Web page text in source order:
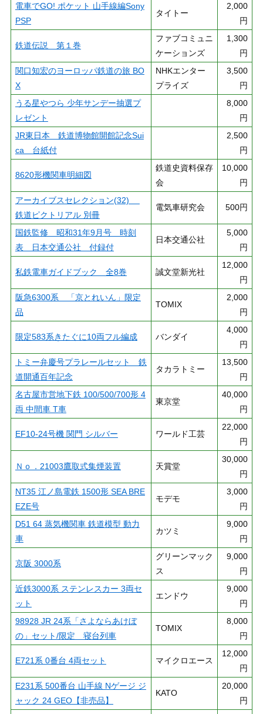
電車でGO! ポケット 山手線編Sony
PSP
タイトー
2,000
円
鉄道伝説 第１巻
ファブコミュニ
ケーションズ
1,300
円
関口知宏のヨーロッパ鉄道の旅 BO
X
NHKエンター
プライズ
3,500
円
うる星やつら 少年サンデー抽選プ
レゼント
8,000
円
JR東日本 鉄道博物館開館記念Sui
ca 台紙付
2,500
円
8620形機関車明細図
鉄道史資料保存
会
10,000
円
アーカイブスセレクション(32)
鉄道ピクトリアル 別冊
電気車研究会 500円
国鉄監修 昭和31年9月号 時刻
表 日本交通公社 付録付
日本交通公社
5,000
円
私鉄電車ガイドブック 全8巻 誠文堂新光社
12,000
円
阪急6300系 「京とれいん」限定
品
TOMIX
2,000
円
限定583系きたぐに10両フル編成 バンダイ
4,000
円
トミー弁慶号プラレールセット 鉄
道開通百年記念
タカラトミー
13,500
円
名古屋市営地下鉄 100/500/700形 4
両 中間車 T車
東京堂
40,000
円
EF10-24号機 関門 シルバー ワールド工芸
22,000
円
Ｎｏ．21003鷹取式集煙装置 天賞堂
30,000
円
NT35 江ノ島電鉄 1500形 SEA BRE
EZE号
モデモ
3,000
円
D51 64 蒸気機関車 鉄道模型 動力
車
カツミ
9,000
円
京阪 3000系
グリーンマック
ス
9,000
円
近鉄3000系 ステンレスカー 3両セ
ット
エンドウ
9,000
円
98928 JR 24系「さよならあけぼ
の」セット/限定 寝台列車
TOMIX
8,000
円
E721系 0番台 4両セット マイクロエース
12,000
円
E231系 500番台 山手線 Nゲージ ジ
ャック 24 GEO【非売品】
KATO
20,000
円